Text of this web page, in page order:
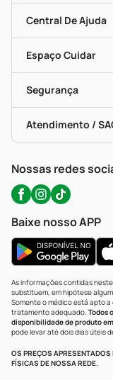
Mapa De
Blog Da PP
Seja Uma Loja
Convênios
Programa Popular
Encarte De Ofertas
Dermaclub
Descontos De
Cupons E Ofertas
Central De Ajuda
Recompra
Compras Com
Alomed (tele-
Formas De
Troca E Devolução
Bulas De A A Z
Políticas De
Espaço Cuidar
Serviços
Testes Rápidos
Autoteste Covid-
Segurança
Portal Da
Atendimento /
Nossas redes
Baixe nosso APP
As informações contidas
substituem, em hipótese
Somente o médico está apto
tratamento adequado. Todos
disponibilidade de produto
pode levar até dois dias úteis
OS PREÇOS
FÍSICAS DE NOSSA REDE.